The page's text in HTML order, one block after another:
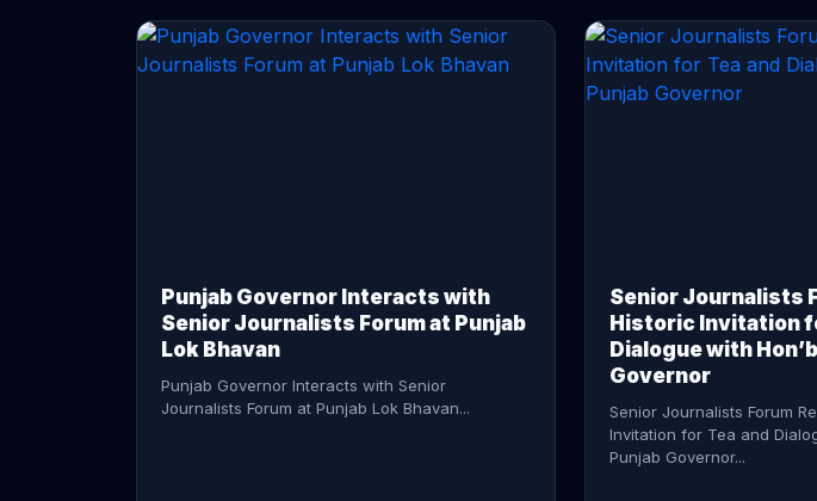
Punjab Governor Interacts with
Senior Journalists Forum at Punjab
Lok Bhavan
Punjab Governor Interacts with Senior
Journalists Forum at Punjab Lok Bhavan...
Senior Journalists
Historic Invitation
Dialogue with
Governor
Senior Journalists Forum
Invitation for Tea and
Punjab Governor...